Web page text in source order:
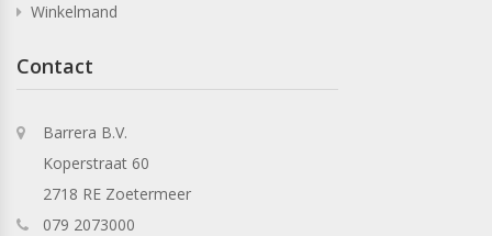
Winkelmand
Contact
Barrera B.V.
Koperstraat 60
2718 RE Zoetermeer
079 2073000